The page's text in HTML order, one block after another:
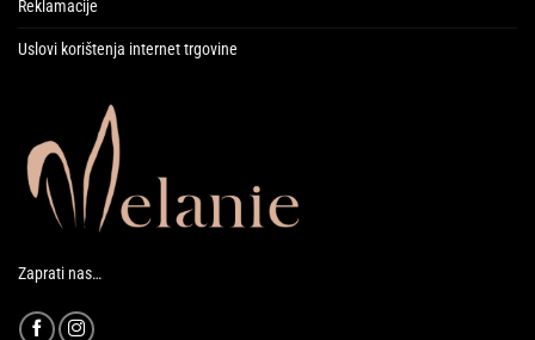
Reklamacije
Uslovi korištenja internet trgovine
Zaprati nas…